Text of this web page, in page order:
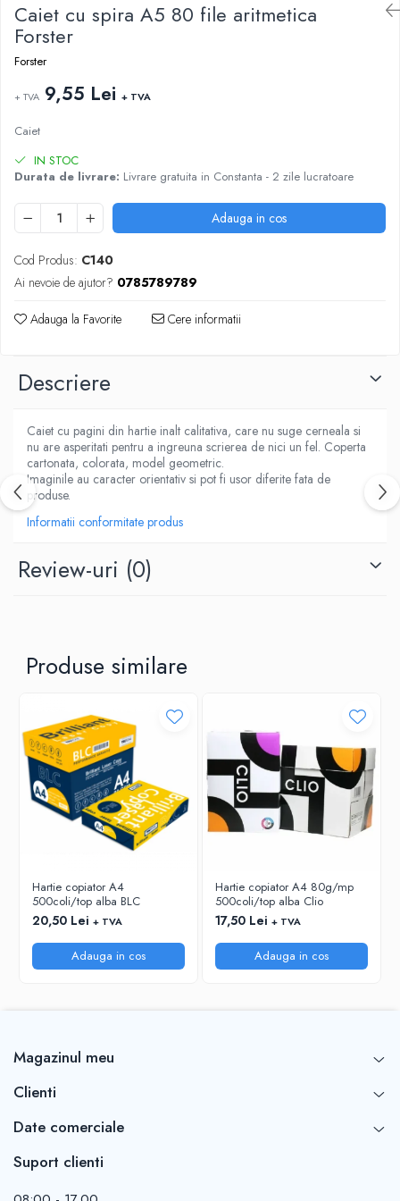
TIPIZATE & HARTII OPERATIONALE
PLICURI PENTRU CORESPONDENTA,
DOCUMENTE & SPECIALE
CUBURI DIN HARTIE & CUBURI NOTES
CAIETE & BLOCK NOTES-URI
PERFORATOARE
CAPSATOARE & DECAPSATOARE
CAPSE & SUPORTURI
DOCUMENTE
SUPORT ACCESORII PENTRU SCRIS
BANDA ADEZIVA & DISPENCERE
CUTTERE
TUS/TUSIRE & STAMPILE
INSTRUMENTE DE SCRIS &
CORECTURA
INSTRUMENTE DE SCRIS DE CALITATE
SUPERIOARA
PIXURI CU MECANISM
MARKERE PERMANENTE
TEXTMARKERE
CREIOANE MECANICE & REZERVE
CREIOANE CLASICE & ASCUTITORI
INSTRUMENTE PENTRU CORECTURA
RIGLE
COMUNICARE & PREZENTARE
SISTEME DE AFISARE SI DE
PREZENTARE
TABLE MOBILE
TABLE DE CONFERINTA
VIDEOPROIECTOARE
SISTEME INTERACTIVE
TEHNICA DE BIROU
MANUSI NITRIL NEPUDRATE
Caiet cu spira A5 80 file aritmetica
Forster
Forster
+ TVA 9,55 Lei + TVA
Caiet
IN STOC
Durata de livrare: Livrare gratuita in Constanta - 2 zile lucratoare
Adauga in cos
Cod Produs: C140
Ai nevoie de ajutor? 0785789789
Adauga la Favorite Cere informatii
Descriere
Caiet cu pagini din hartie inalt calitativa, care nu suge cerneala si
nu are asperitati pentru a ingreuna scrierea de nici un fel. Coperta
cartonata, colorata, model geometric.
Imaginile au caracter orientativ si pot fi usor diferite fata de
produse.
Informatii conformitate produs
Review-uri (0)
Produse similare
Hartie copiator A4
500coli/top alba BLC
20,50 Lei + TVA
Adauga in cos
Hartie copiator A4 80g/mp
500coli/top alba Clio
17,50 Lei + TVA
Adauga in cos
Magazinul meu
Clienti
Date comerciale
Suport clienti